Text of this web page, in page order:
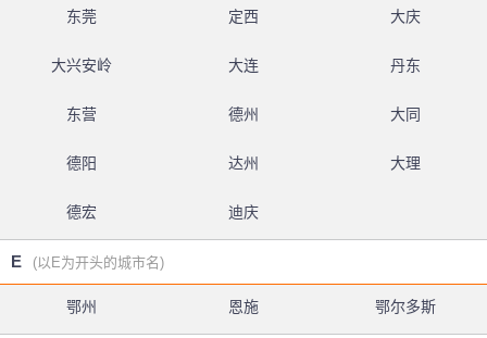
东莞 定西 大庆
大兴安岭 大连 丹东
东营 德州 大同
德阳 达州 大理
德宏 迪庆
E (以E为开头的城市名)
鄂州 恩施 鄂尔多斯